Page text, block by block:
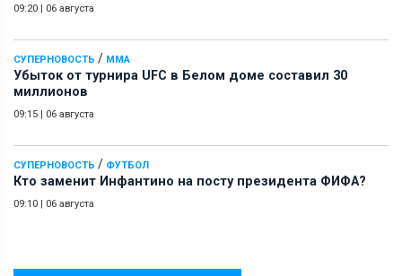
09:20 | 06 августа
СУПЕРНОВОСТЬ / ММА
Убыток от турнира UFC в Белом доме составил 30
миллионов
09:15 | 06 августа
СУПЕРНОВОСТЬ / ФУТБОЛ
Кто заменит Инфантино на посту президента ФИФА?
09:10 | 06 августа